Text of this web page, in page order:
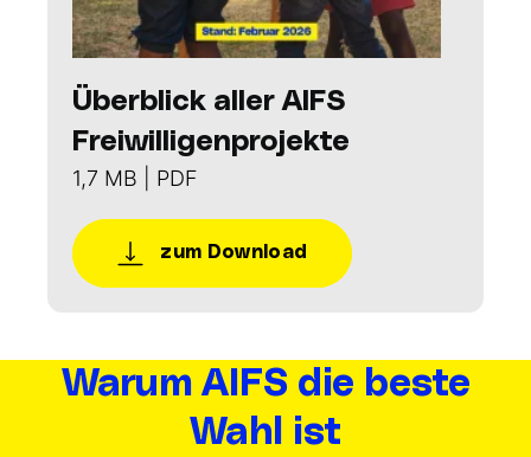
Überblick aller AIFS
Freiwilligenprojekte
1,7 MB | PDF
zum Download
Warum AIFS die beste
Wahl ist